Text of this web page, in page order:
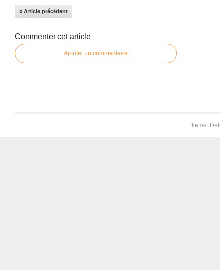
« Article précédent
Commenter cet article
Ajouter un commentaire
Theme: